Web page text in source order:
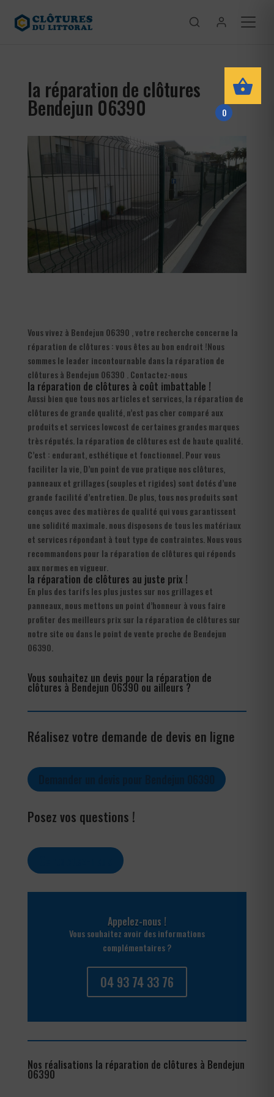
la réparation de clôtures
Bendejun 06390
Vous vivez à Bendejun 06390 , votre recherche concerne la
réparation de clôtures : vous êtes au bon endroit !Nous
sommes le leader incontournable dans la réparation de
clôtures à Bendejun 06390 . Contactez-nous
la réparation de clôtures à coût imbattable !
Aussi bien que tous nos articles et services, la réparation de
clôtures de grande qualité, n’est pas cher comparé aux
produits et services lowcost de certaines grandes marques
très réputés. la réparation de clôtures est de haute qualité.
C’est : endurant, esthétique et fonctionnel. Pour vous
faciliter la vie, D’un point de vue pratique nos clôtures,
panneaux et grillages (souples et rigides) sont dotés d’une
grande facilité d’entretien. De plus, tous nos produits sont
conçus avec des matières de qualité qui vous garantissent
une solidité maximale. nous disposons de tous les matériaux
et services répondant à tout type de contraintes. Nous vous
recommandons pour la réparation de clôtures qui réponds
aux normes en vigueur.
la réparation de clôtures au juste prix !
En plus des tarifs les plus justes sur nos grillages et
panneaux, nous mettons un point d’honneur à vous faire
profiter des meilleurs prix sur la réparation de clôtures sur
notre site ou dans le point de vente proche de Bendejun
06390.
Vous souhaitez un devis pour la réparation de
clôtures à Bendejun 06390 ou ailleurs ?
Réalisez votre demande de devis en ligne
Posez vos questions !
Appelez-nous !
Vous souhaitez avoir des informations
complémentaires ?
04 93 74 33 76
Nos réalisations la réparation de clôtures à Bendejun
06390
0